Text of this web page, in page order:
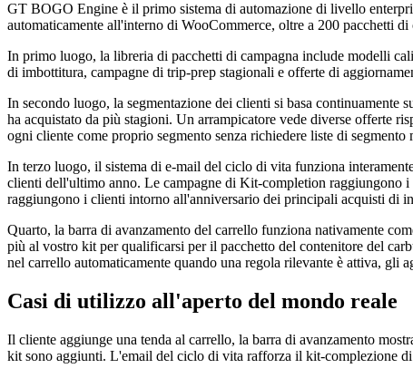
GT BOGO Engine è il primo sistema di automazione di livello
automaticamente all'interno di WooCommerce, oltre a 200 pacchetti
In primo luogo, la libreria di pacchetti di campagna include modelli
di imbottitura, campagne di trip-prep stagionali e offerte di
In secondo luogo, la segmentazione dei clienti si basa
ha acquistato da più stagioni. Un arrampicatore vede diverse offerte
ogni cliente come proprio segmento senza richiedere liste di segmento
In terzo luogo, il sistema di e-mail del ciclo di vita funziona
clienti dell'ultimo anno. Le campagne di Kit-completion raggiungono
raggiungono i clienti intorno all'anniversario dei principali acquisti di
Quarto, la barra di avanzamento del carrello funziona nativamente
più al vostro kit per qualificarsi per il pacchetto del contenitore del
nel carrello automaticamente quando una regola rilevante è attiva,
Casi di utilizzo all'aperto del mondo reale
Il cliente aggiunge una tenda al carrello, la barra di avanzamento
kit sono aggiunti. L'email del ciclo di vita rafforza il kit-complezione